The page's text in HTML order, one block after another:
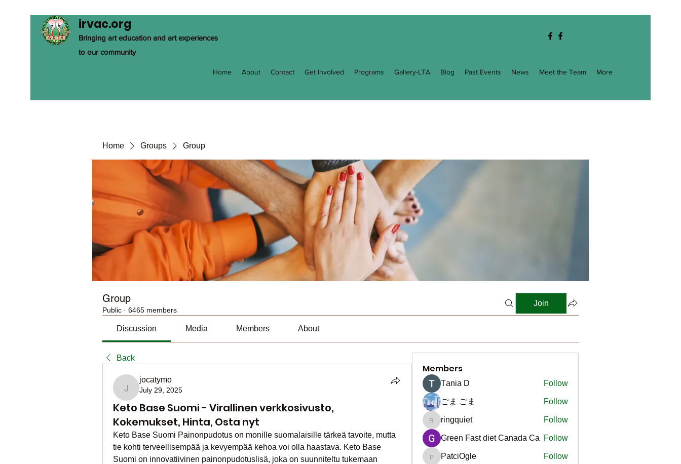
irvac.org
Bringing art education and art experiences
to our community
Home About Contact Get Involved Programs Gallery-LTA Blog Past Events News Meet the Team More
Home Groups Group
Group
Public · 6465 members
Join
Discussion Media Members About
Back
jocatymo
jocatymo
July 29, 2025
Keto Base Suomi - Virallinen verkkosivusto,
Kokemukset, Hinta, Osta nyt
Keto Base Suomi Painonpudotus on monille suomalaisille tärkeä tavoite, mutta
tie kohti terveellisempää ja kevyempää kehoa voi olla haastava. Keto Base
Suomi on innovatiivinen painonpudotuslisä, joka on suunniteltu tukemaan
Members
Тania D Follow
ごま ごま Follow
ringquiet
ringquiet Follow
Green Fast diet Canada Ca Follow
PatciOgle
PatciOgle
Follow